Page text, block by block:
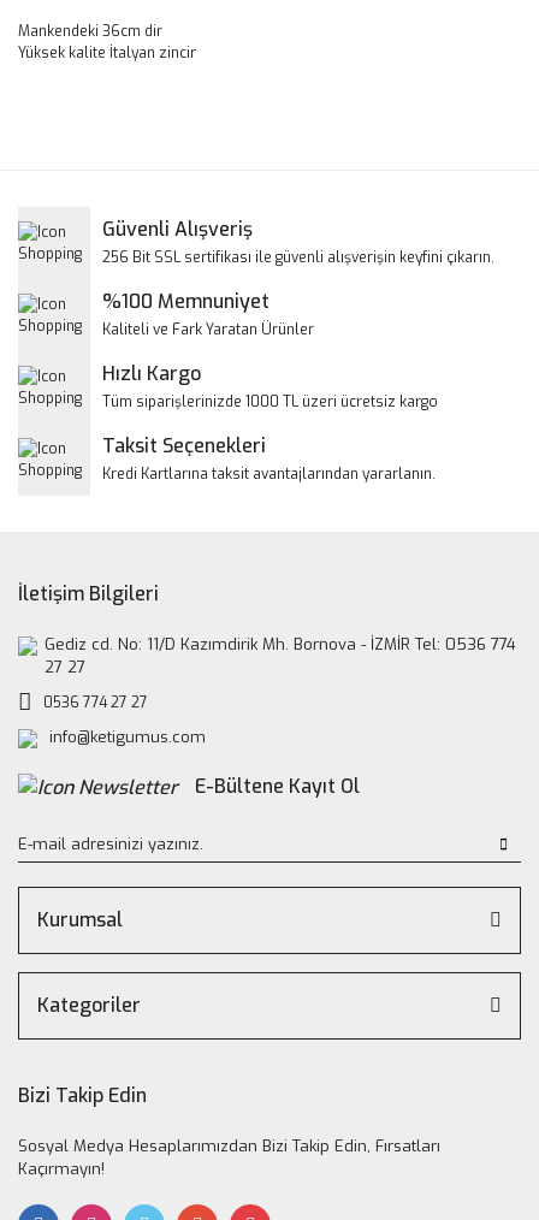
Mankendeki 36cm dir
Yüksek kalite İtalyan zincir
Yorum Yaz
Ürün resmi kalitesiz, bozuk veya görüntülenemiyor.
Ürün bilgilerinde hatalar bulunuyor.
Bu ürüne benzer farklı alternatifler olmalı.
Güvenli Alışveriş
256 Bit SSL sertifikası ile güvenli alışverişin keyfini çıkarın.
%100 Memnuniyet
Kaliteli ve Fark Yaratan Ürünler
Hızlı Kargo
Tüm siparişlerinizde 1000 TL üzeri ücretsiz kargo
Taksit Seçenekleri
Kredi Kartlarına taksit avantajlarından yararlanın.
İletişim Bilgileri
Gediz cd. No: 11/D Kazımdirik Mh. Bornova - İZMİR Tel: 0536 774
27 27
0536 774 27 27
info@ketigumus.com
E-Bültene Kayıt Ol
Kurumsal
Kategoriler
Bizi Takip Edin
Sosyal Medya Hesaplarımızdan Bizi Takip Edin, Fırsatları
Kaçırmayın!